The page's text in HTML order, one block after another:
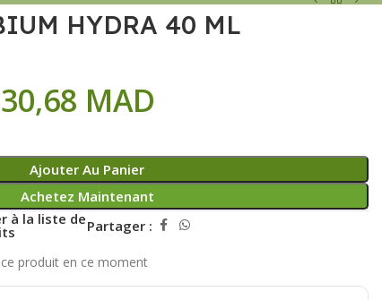
HYDRA 40 ML
MAD
Ajouter Au Panier
Achetez Maintenant
à la liste dePartager :